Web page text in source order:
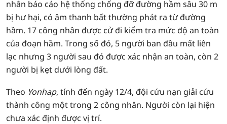
nhân báo cáo hệ thống chống đỡ đường hầm sâu 30 m
bị hư hại, có âm thanh bất thường phát ra từ đường
hầm. 17 công nhân được cử đi kiểm tra mức độ an toàn
của đoạn hầm. Trong số đó, 5 người ban đầu mất liên
lạc nhưng 3 người sau đó được xác nhận an toàn, còn 2
người bị kẹt dưới lòng đất.
Theo Yonhap, tính đến ngày 12/4, đội cứu nạn giải cứu
thành công một trong 2 công nhân. Người còn lại hiện
chưa xác định được vị trí.